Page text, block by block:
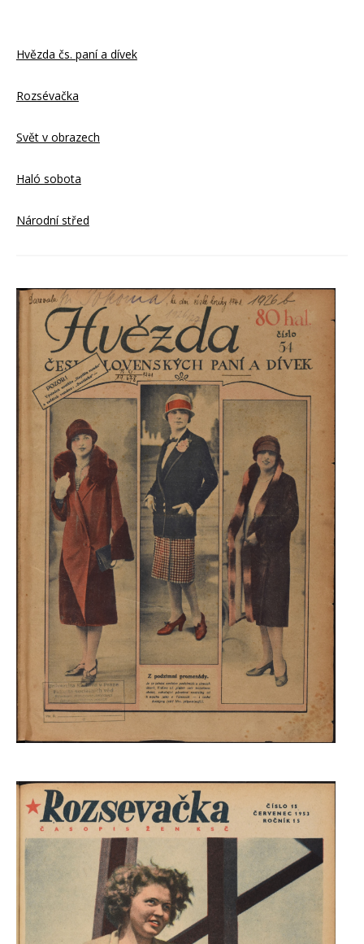
Hvězda čs. paní a dívek
Rozsévačka
Svět v obrazech
Haló sobota
Národní střed